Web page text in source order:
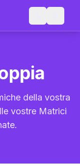
della vostra
vostre Matrici